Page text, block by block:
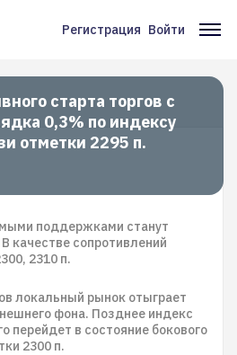
Меню
учётной
записи
пользователя
Регистрация Войти
старта торгов с
0,3% по индексу
отметки 2295 п.
поддержками станут
качестве сопротивлений
2310 п.
локальный рынок отыграет
фона. Позднее индекс
перейдет в состояние бокового
2300 п.